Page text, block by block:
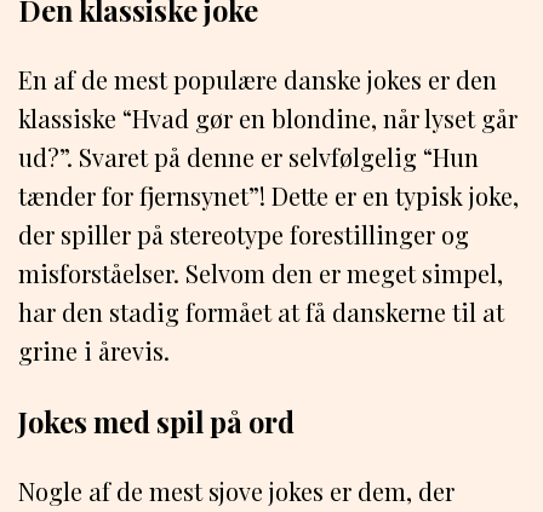
Den klassiske joke
En af de mest populære danske jokes er den
klassiske “Hvad gør en blondine, når lyset går
ud?”. Svaret på denne er selvfølgelig “Hun
tænder for fjernsynet”! Dette er en typisk joke,
der spiller på stereotype forestillinger og
misforståelser. Selvom den er meget simpel,
har den stadig formået at få danskerne til at
grine i årevis.
Jokes med spil på ord
Nogle af de mest sjove jokes er dem, der